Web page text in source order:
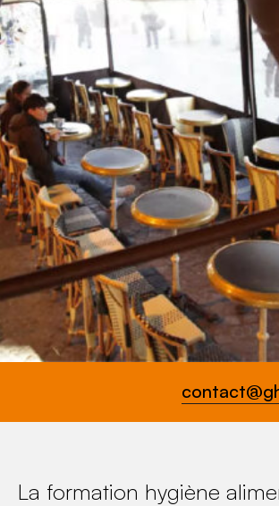
La formation hygiène